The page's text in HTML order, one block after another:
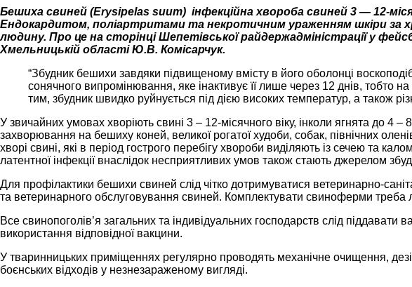
Бешиха свиней (Erysipelas suum) інфекційна хвороба свиней 3 — 12-
Ендокардитом, поліартритами та некротичним ураженням шкіри за
людину. Про це на сторінці Шепетівської райдержадміністрації у
Хмельницькій області Ю.В. Комісарчук.
“Збудник бешихи завдяки підвищеному вмісту в його оболонці
сонячного випромінювання, яке інактивує її лише через 12 днів, тобто
тим, збудник швидко руйнується під дією високих температур, а також
У звичайних умовах хворіють свині 3 – 12-місячного віку, інколи ягнята до 4
захворювання на бешиху коней, великої рогатої худоби, собак, північних
хворі свині, які в період гострого перебігу хвороби виділяють із сечею та
латентної інфекції внаслідок несприятливих умов також стають джерелом
Для профілактики бешихи свиней слід чітко дотримуватися ветеринарно-
та ветеринарного обслуговування свиней. Комплектувати свиноферми
Все свинопоголів’я загальних та індивідуальних господарств слід
використання відповідної вакцини.
У тваринницьких приміщеннях регулярно проводять механічне очищення,
боєнських відходів у незнезараженому вигляді.